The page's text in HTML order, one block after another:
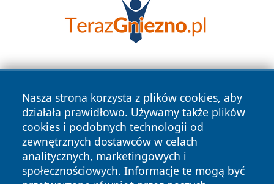
Nasza strona korzysta z plików cookies, aby
działała prawidłowo. Używamy także plików
cookies i podobnych technologii od
zewnętrznych dostawców w celach
analitycznych, marketingowych i
społecznościowych. Informacje te mogą być
Copyright © 2026 olkuszonline.pl Wszystkie prawa
zastrzeżone.